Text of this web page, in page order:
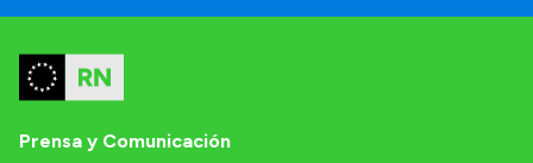
Prensa y Comunicación